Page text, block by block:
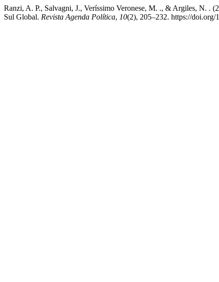
Ranzi, A. P., Salvagni, J., Veríssimo Veronese, M. ., & Argiles, N. .
Sul Global. Revista Agenda Política, 10(2), 205–232. https://doi.org/